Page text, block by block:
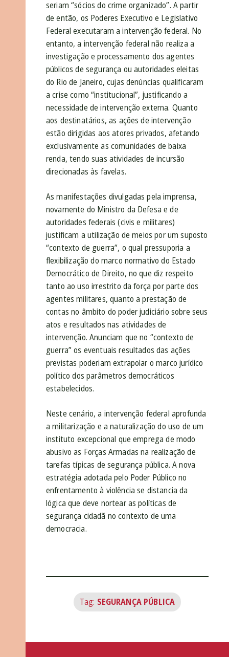
seriam “sócios do crime organizado”. A partir
de então, os Poderes Executivo e Legislativo
Federal executaram a intervenção federal. No
entanto, a intervenção federal não realiza a
investigação e processamento dos agentes
públicos de segurança ou autoridades eleitas
do Rio de Janeiro, cujas denúncias qualificaram
a crise como “institucional”, justificando a
necessidade de intervenção externa. Quanto
aos destinatários, as ações de intervenção
estão dirigidas aos atores privados, afetando
exclusivamente as comunidades de baixa
renda, tendo suas atividades de incursão
direcionadas às favelas.
As manifestações divulgadas pela imprensa,
novamente do Ministro da Defesa e de
autoridades federais (civis e militares)
justificam a utilização de meios por um suposto
“contexto de guerra”, o qual pressuporia a
flexibilização do marco normativo do Estado
Democrático de Direito, no que diz respeito
tanto ao uso irrestrito da força por parte dos
agentes militares, quanto a prestação de
contas no âmbito do poder judiciário sobre seus
atos e resultados nas atividades de
intervenção. Anunciam que no “contexto de
guerra” os eventuais resultados das ações
previstas poderiam extrapolar o marco jurídico
político dos parâmetros democráticos
estabelecidos.
Neste cenário, a intervenção federal aprofunda
a militarização e a naturalização do uso de um
instituto excepcional que emprega de modo
abusivo as Forças Armadas na realização de
tarefas típicas de segurança pública. A nova
estratégia adotada pelo Poder Público no
enfrentamento à violência se distancia da
lógica que deve nortear as políticas de
segurança cidadã no contexto de uma
democracia.
Tag: SEGURANÇA PÚBLICA